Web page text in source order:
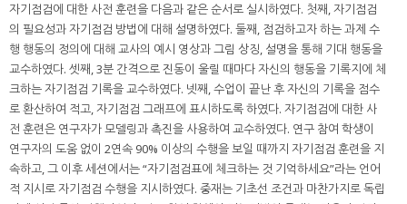
자기점검에 대한 사전 훈련을 다음과 같은 순서로 실시하였다. 첫째, 자기점검
의 필요성과 자기점검 방법에 대해 설명하였다. 둘째, 점검하고자 하는 과제 수
행 행동의 정의에 대해 교사의 예시 영상과 그림 상징, 설명을 통해 기대 행동을
교수하였다. 셋째, 3분 간격으로 진동이 울릴 때마다 자신의 행동을 기록지에 체
크하는 자기점검 기록을 교수하였다. 넷째, 수업이 끝난 후 자신의 기록을 점수
로 환산하여 적고, 자기점검 그래프에 표시하도록 하였다. 자기점검에 대한 사
전 훈련은 연구자가 모델링과 촉진을 사용하여 교수하였다. 연구 참여 학생이
연구자의 도움 없이 2연속 90% 이상의 수행을 보일 때까지 자기점검 훈련을 지
속하고, 그 이후 세션에서는 “자기점검표에 체크하는 것 기억하세요”라는 언어
적 지시로 자기점검 수행을 지시하였다. 중재는 기초선 조건과 마찬가지로 독립